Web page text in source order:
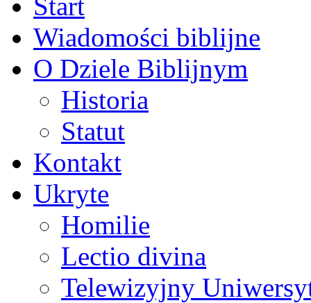
Wiadomości biblijne
O Dziele Biblijnym
Historia
Statut
Kontakt
Ukryte
Homilie
Lectio divina
Telewizyjny